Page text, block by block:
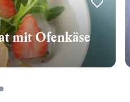
mit Ofenkäse